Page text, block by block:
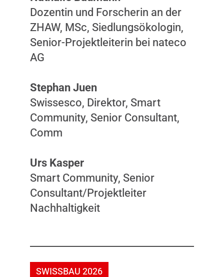
Dozentin und Forscherin an der
ZHAW, MSc, Siedlungsökologin,
Senior-Projektleiterin bei nateco
AG
Stephan Juen
Swissesco, Direktor, Smart
Community, Senior Consultant,
Comm
Urs Kasper
Smart Community, Senior
Consultant/Projektleiter
Nachhaltigkeit
SWISSBAU 2026